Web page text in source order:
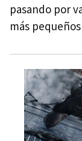
pasando por
más